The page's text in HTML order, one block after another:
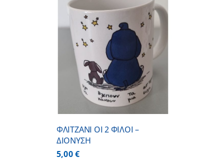
ΦΛΙΤΖΑΝΙ ΟΙ 2 ΦΙΛΟΙ –
ΔΙΟΝΥΣΗ
5,00€